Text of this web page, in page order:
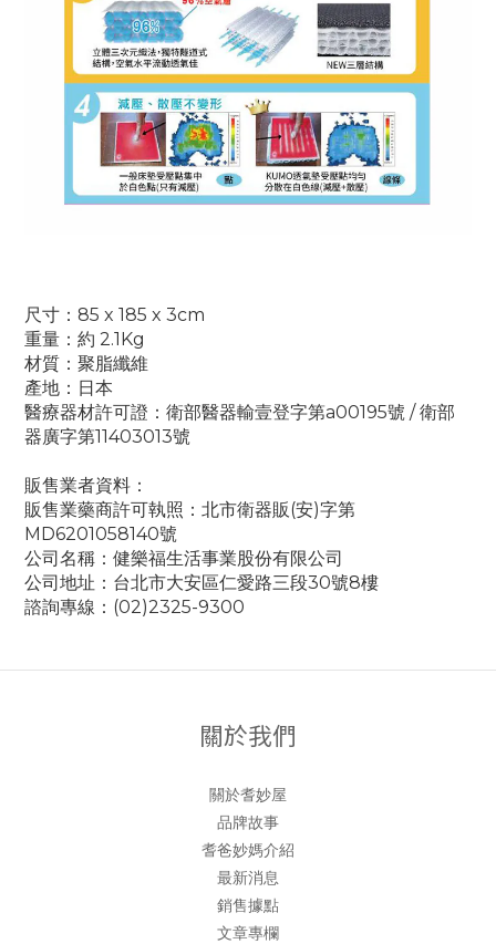
尺寸 ：85 x 185 x 3cm
重量 ： 約 2.1Kg
材質：聚脂纖維
產地：日本
醫療器材許可證：衛部醫器輸壹登字第a00195號 / 衛部
器廣字第11403013號
販售業者資料：
販售業藥商許可執照：北市衛器販(安)字第
MD6201058140號
公司名稱：健樂福生活事業股份有限公司
公司地址：台北市大安區仁愛路三段30號8樓
諮詢專線：(02)2325-9300
關於我們
關於耆妙屋
品牌故事
耆爸妙媽介紹
最新消息
銷售據點
文章專欄